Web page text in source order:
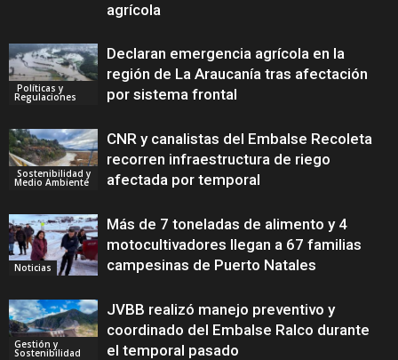
agrícola
Políticas y
Regulaciones
Declaran emergencia agrícola en la
región de La Araucanía tras afectación
por sistema frontal
Sostenibilidad y
Medio Ambiente
CNR y canalistas del Embalse Recoleta
recorren infraestructura de riego
afectada por temporal
Noticias
Más de 7 toneladas de alimento y 4
motocultivadores llegan a 67 familias
campesinas de Puerto Natales
Gestión y
Sostenibilidad
JVBB realizó manejo preventivo y
coordinado del Embalse Ralco durante
el temporal pasado